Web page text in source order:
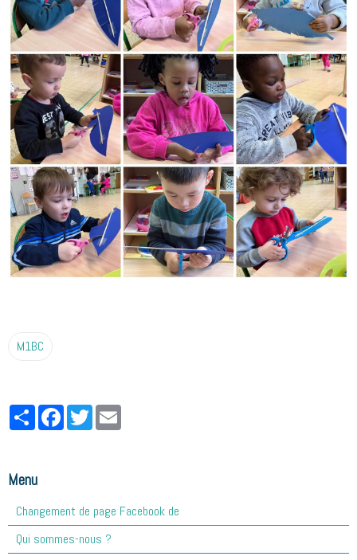
M1BC
PartagerFacebookTwitter
Menu
Changement de page Facebook de
Qui sommes-nous ?